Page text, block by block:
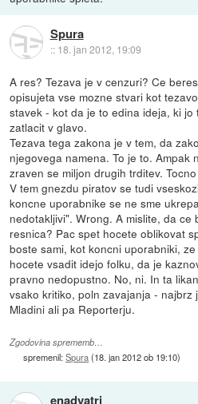
Spura
:: 18. jan 2012, 19:09
A res? Tezava je v cenzuri? Ce
opisujeta vse mozne stvari kot
stavek - kot da je to edina ideja, ki
zatlacit v glavo.
Tezava tega zakona je v tem, da
njegovega namena. To je to. Ampak
zraven se miljon drugih trditev.
V tem gnezdu piratov se tudi
koncne uporabnike se ne sme
nedotakljivi". Wrong. A mislite, da
resnica? Pac spet hocete oblikovat
boste sami, kot koncni uporabniki,
hocete vsadit idejo folku, da je
pravno nedopustno. No, ni. In ta
vsako kritiko, poln zavajanja - najbrz
Mladini ali pa Reporterju.
Zgodovina sprememb…
spremenil:Spura(18. jan 2012 ob 19:10)
enadvatri